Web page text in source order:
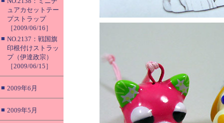
ュアカセットテー
プストラップ
［2009/06/16］
■ NO.2137：戦国旗
印根付けストラッ
プ（伊達政宗）
［2009/06/15］
■ 2009年6月
■ 2009年5月